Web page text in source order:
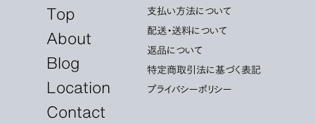
Top
About
Blog
Location
Contact
支払い方法について
配送・送料について
返品について
特定商取引法に基づく表記
プライバシーポリシー